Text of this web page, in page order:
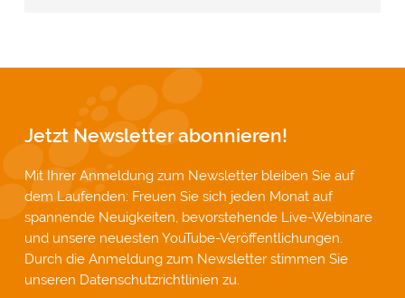
Jetzt Newsletter abonnieren!
Mit Ihrer Anmeldung zum Newsletter bleiben Sie auf
dem Laufenden: Freuen Sie sich jeden Monat auf
spannende Neuigkeiten, bevorstehende Live-Webinare
und unsere neuesten YouTube-Veröffentlichungen.
Durch die Anmeldung zum Newsletter stimmen Sie
unseren Datenschutzrichtlinien zu.